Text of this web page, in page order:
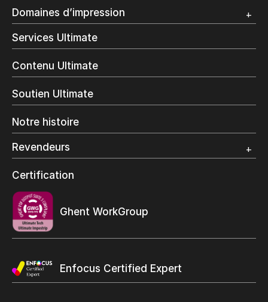
Témoignages clients
Apercu
Démo
Domaines d’impression
Publipostage et Transactionnel
Impression Commerciale
Livres à la demande
Impression jet d’encre
Impression d’étiquettes
Emballage numérique
Grand Format
Services Ultimate
Contenu Ultimate
Soutien Ultimate
Notre histoire
Revendeurs
Trouvez un revendeur
Certification
Ghent WorkGroup
Enfocus Certified Expert